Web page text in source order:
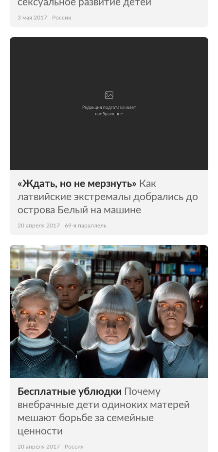
сексуальное развитие детей
3 мая 2017 Россия
«Ждать, но не мерзнуть» Как
латвийские экстремалы добрались до
острова Белый на машине
20 апреля 2017 69-я параллель
Бесплатные ублюдки Почему
внебрачные дети одиноких матерей
мешают борьбе за семейные
ценности
20 апреля 2017 Россия